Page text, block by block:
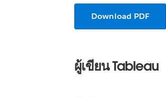
Download PDF
ผู้เขียน Tableau